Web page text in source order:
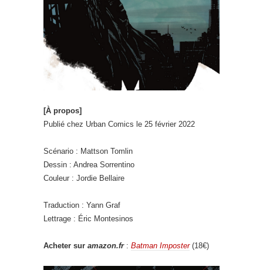
[À propos]
Publié chez Urban Comics le 25 février 2022
Scénario : Mattson Tomlin
Dessin : Andrea Sorrentino
Couleur : Jordie Bellaire
Traduction : Yann Graf
Lettrage : Éric Montesinos
Acheter sur amazon.fr : Batman Imposter(18€)